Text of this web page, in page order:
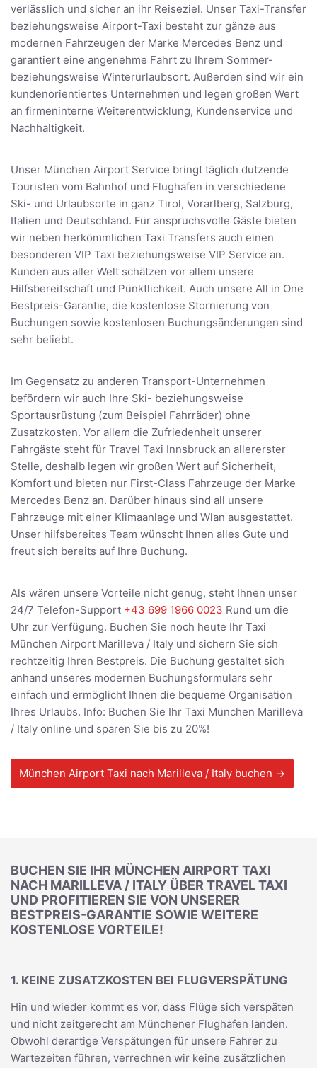
verlässlich und sicher an ihr Reiseziel. Unser Taxi-Transfer
beziehungsweise Airport-Taxi besteht zur gänze aus
modernen Fahrzeugen der Marke Mercedes Benz und
garantiert eine angenehme Fahrt zu Ihrem Sommer-
beziehungsweise Winterurlaubsort. Außerden sind wir ein
kundenorientiertes Unternehmen und legen großen Wert
an firmeninterne Weiterentwicklung, Kundenservice und
Nachhaltigkeit.
Unser München Airport Service bringt täglich dutzende
Touristen vom Bahnhof und Flughafen in verschiedene
Ski- und Urlaubsorte in ganz Tirol, Vorarlberg, Salzburg,
Italien und Deutschland. Für anspruchsvolle Gäste bieten
wir neben herkömmlichen Taxi Transfers auch einen
besonderen VIP Taxi beziehungsweise VIP Service an.
Kunden aus aller Welt schätzen vor allem unsere
Hilfsbereitschaft und Pünktlichkeit. Auch unsere All in One
Bestpreis-Garantie, die kostenlose Stornierung von
Buchungen sowie kostenlosen Buchungsänderungen sind
sehr beliebt.
Im Gegensatz zu anderen Transport-Unternehmen
befördern wir auch Ihre Ski- beziehungsweise
Sportausrüstung (zum Beispiel Fahrräder) ohne
Zusatzkosten. Vor allem die Zufriedenheit unserer
Fahrgäste steht für Travel Taxi Innsbruck an allererster
Stelle, deshalb legen wir großen Wert auf Sicherheit,
Komfort und bieten nur First-Class Fahrzeuge der Marke
Mercedes Benz an. Darüber hinaus sind all unsere
Fahrzeuge mit einer Klimaanlage und Wlan ausgestattet.
Unser hilfsbereites Team wünscht Ihnen alles Gute und
freut sich bereits auf Ihre Buchung.
Als wären unsere Vorteile nicht genug, steht Ihnen unser
24/7 Telefon-Support +43 699 1966 0023 Rund um die
Uhr zur Verfügung. Buchen Sie noch heute Ihr Taxi
München Airport Marilleva / Italy und sichern Sie sich
rechtzeitig Ihren Bestpreis. Die Buchung gestaltet sich
anhand unseres modernen Buchungsformulars sehr
einfach und ermöglicht Ihnen die bequeme Organisation
Ihres Urlaubs. Info: Buchen Sie Ihr Taxi München Marilleva
/ Italy online und sparen Sie bis zu 20%!
München Airport Taxi nach Marilleva / Italy buchen →
BUCHEN SIE IHR MÜNCHEN AIRPORT TAXI
NACH MARILLEVA / ITALY ÜBER TRAVEL TAXI
UND PROFITIEREN SIE VON UNSERER
BESTPREIS-GARANTIE SOWIE WEITERE
KOSTENLOSE VORTEILE!
1. KEINE ZUSATZKOSTEN BEI FLUGVERSPÄTUNG
Hin und wieder kommt es vor, dass Flüge sich verspäten
und nicht zeitgerecht am Münchener Flughafen landen.
Obwohl derartige Verspätungen für unsere Fahrer zu
Wartezeiten führen, verrechnen wir keine zusätzlichen